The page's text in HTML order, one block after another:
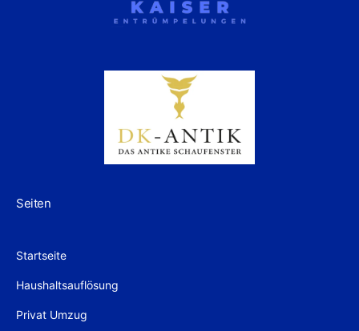
Seiten
Startseite
Haushaltsauflösung
Privat Umzug